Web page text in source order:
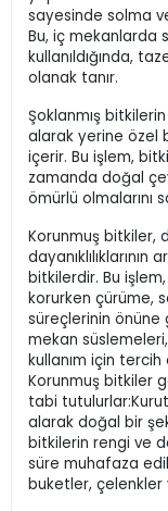
sayesinde solma
Bu, iç mekanlarda
kullanıldığında,
olanak tanır.
Şoklanmış
alarak yerine özel
içerir. Bu işlem,
zamanda doğal
ömürlü olmalarını
Korunmuş bitkiler,
dayanıklılıklarının
bitkilerdir. Bu
korurken çürüme,
süreçlerinin önüne
mekan
kullanım için tercih
Korunmuş bitkiler
tabi
alarak doğal bir
bitkilerin rengi ve
süre muhafaza
buketler, çelenkler